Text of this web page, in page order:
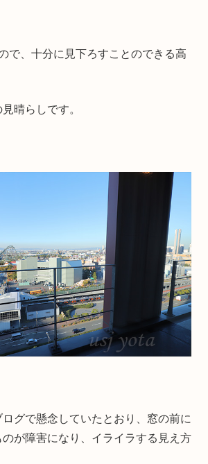
で、十分に見下ろすことのできる高
晴らしです。
グで懸念していたとおり、窓の前に
が障害になり、イライラする見え方